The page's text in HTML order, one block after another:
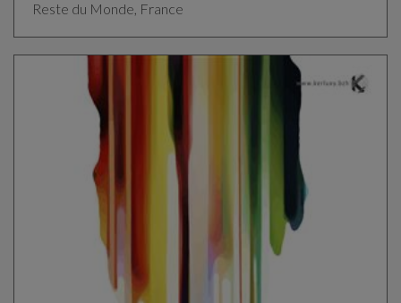
Reste du Monde, France